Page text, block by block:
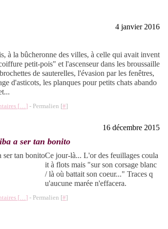
4 janvier 2016
à la bûcheronne des villes, à celle qui avait invent
petit-pois" et l'ascenseur dans les broussaille
de sauterelles, l'évasion par les fenêtres,
d'asticots, les planques pour petits chats abando
[…] - Permalien [#]
16 décembre 2015
a ser tan bonito
Ce jour-là... L'or des feuillages coula
it à flots mais "sur son corsage blanc
/ là où battait son coeur..." Traces q
u'aucune marée n'effacera.
[…] - Permalien [#]